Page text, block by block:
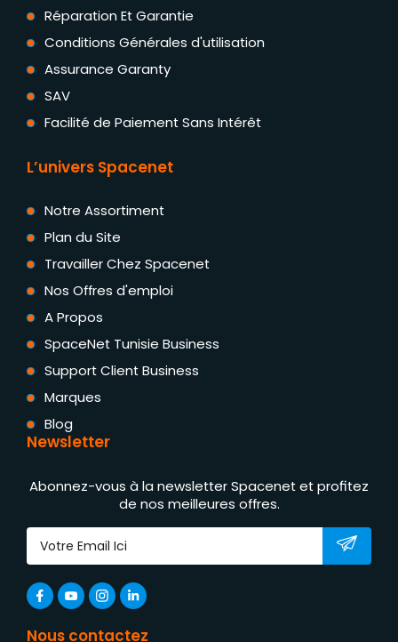
Réparation Et Garantie
Conditions Générales d'utilisation
Assurance Garanty
SAV
Facilité de Paiement Sans Intérêt
L’univers Spacenet
Notre Assortiment
Plan du Site
Travailler Chez Spacenet
Nos Offres d'emploi
A Propos
SpaceNet Tunisie Business
Support Client Business
Marques
Blog
Newsletter
Abonnez-vous à la newsletter Spacenet et profitez
de nos meilleures offres.
Nous contactez